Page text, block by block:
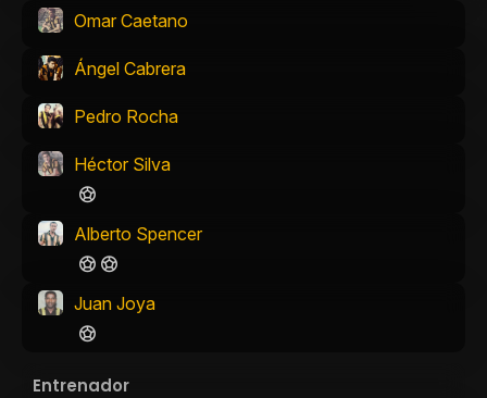
Omar Caetano
Ángel Cabrera
Pedro Rocha
Héctor Silva
Alberto Spencer
Juan Joya
Entrenador